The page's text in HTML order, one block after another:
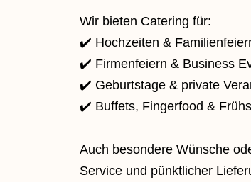
Wir bieten Catering für:
✔️ Hochzeiten &
✔️ Firmenfeiern & Business
✔️ Geburtstage & private
✔️ Buffets, Fingerfood &
Auch besondere Wünsche
Service und pünktlicher